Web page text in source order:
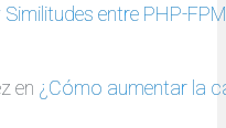
entre PHP-
en ¿Cómo aumentar la